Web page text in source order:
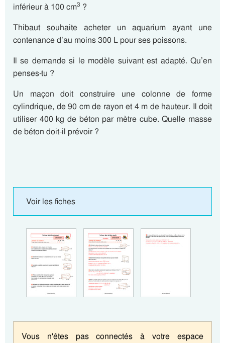
inférieur à 100 cm3 ?
Thibaut souhaite acheter un aquarium ayant une
contenance d’au moins 300 L pour ses poissons.
Il se demande si le modèle suivant est adapté. Qu’en
penses-tu ?
Un maçon doit construire une colonne de forme
cylindrique, de 90 cm de rayon et 4 m de hauteur. Il doit
utiliser 400 kg de béton par mètre cube. Quelle masse
de béton doit-il prévoir ?
Voir les fiches
Vous n'êtes pas connectés à votre espace